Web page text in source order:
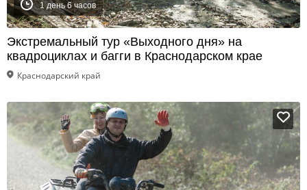
1 день 6 часов
Экстремальный тур «Выходного дня» на
квадроциклах и багги в Краснодарском крае
Краснодарский край